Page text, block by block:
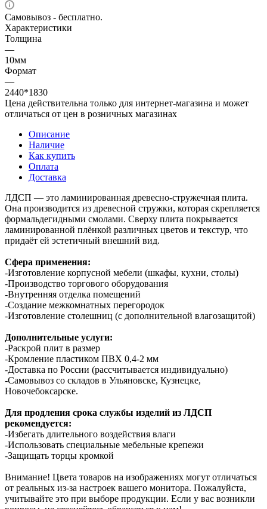
Самовывоз - бесплатно.
Характеристики
Толщина
—
10мм
Формат
—
2440*1830
Цена действительна только для интернет-магазина и может
отличаться от цен в розничных магазинах
Описание
Наличие
Как купить
Оплата
Доставка
ЛДСП — это ламинированная древесно-стружечная плита.
Она производится из древесной стружки, которая скрепляется
формальдегидными смолами. Сверху плита покрывается
ламинированной плёнкой различных цветов и текстур, что
придаёт ей эстетичный внешний вид.
Сфера применения:
-Изготовление корпусной мебели (шкафы, кухни, столы)
-Производство торгового оборудования
-Внутренняя отделка помещений
-Создание межкомнатных перегородок
-Изготовление столешниц (с дополнительной влагозащитой)
Дополнительные услуги:
-Раскрой плит в размер
-Кромление пластиком ПВХ 0,4-2 мм
-Доставка по России (рассчитывается индивидуально)
-Самовывоз со складов в Ульяновске, Кузнецке,
Новочебоксарске.
Для продления срока службы изделий из ЛДСП
рекомендуется:
-Избегать длительного воздействия влаги
-Использовать специальные мебельные крепежи
-Защищать торцы кромкой
Внимание! Цвета товаров на изображениях могут отличаться
от реальных из-за настроек вашего монитора. Пожалуйста,
учитывайте это при выборе продукции. Если у вас возникли